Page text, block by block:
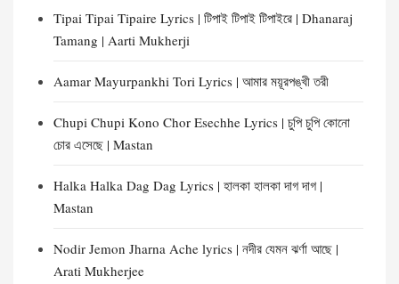
Tipai Tipai Tipaire Lyrics | টিপাই টিপাই টিপাইরে | Dhanaraj
Tamang | Aarti Mukherji
Aamar Mayurpankhi Tori Lyrics | আমার ময়ূরপঙ্খী তরী
Chupi Chupi Kono Chor Esechhe Lyrics | চুপি চুপি কোনো
চোর এসেছে | Mastan
Halka Halka Dag Dag Lyrics | হালকা হালকা দাগ দাগ |
Mastan
Nodir Jemon Jharna Ache lyrics | নদীর যেমন ঝর্ণা আছে |
Arati Mukherjee